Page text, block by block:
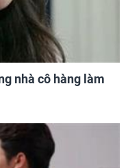
nhà cô hàng làm